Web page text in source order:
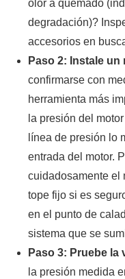
olor a quemado
degradación)?
accesorios en
Paso 2: Instale un
confirmarse con
herramienta más
la presión del
línea de presión lo
entrada del motor.
cuidadosamente el
tope fijo si es
en el punto de
sistema que se
Paso 3: Pruebe
la presión medida